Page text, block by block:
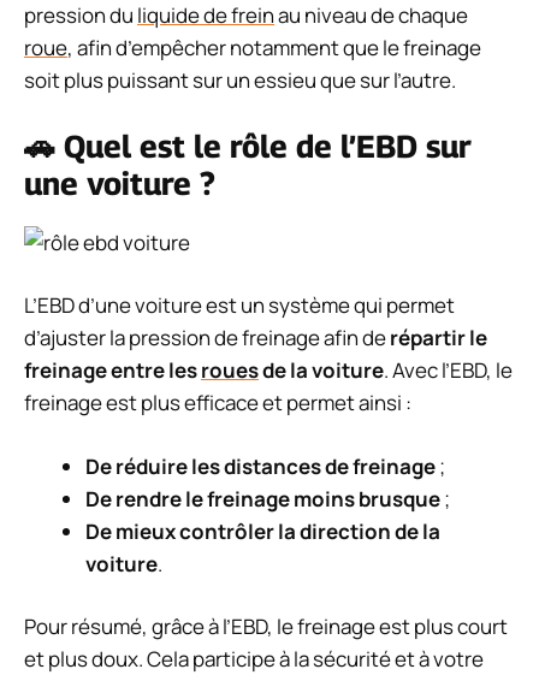
pression du liquide de freinau niveau de chaque
roue, afin d’empêcher notamment que le freinage
soit plus puissant sur un essieu que sur l’autre.
🚗 Quel est le rôle de l’EBD sur
une voiture ?
L’EBD d’une voiture est un système qui permet
d’ajuster la pression de freinage afin derépartir le
freinage entre lesrouesde la voiture. Avec l’EBD, le
freinage est plus efficace et permet ainsi :
De réduire les distances de freinage;
De rendre le freinage moins brusque;
De mieux contrôler la direction de la
voiture.
Pour résumé, grâce à l’EBD, le freinage est plus court
et plus doux. Cela participe à la sécurité et à votre